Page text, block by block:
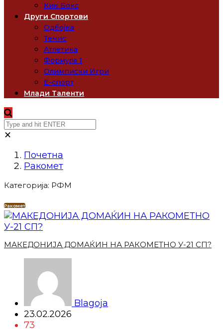
Кик Бокс
Други Спортови
Одбојка
Тенис
Атлетика
Формула 1
Олимписки Игри
Е-спорт
Млади Таленти
✕
Почетна
Ракомет
Категорија: РФМ
Ракомет
МАКЕДОНИЈА ДОМАЌИН НА РАКОМЕТНО У-21 СП?
Blagoja
23.02.2026
73